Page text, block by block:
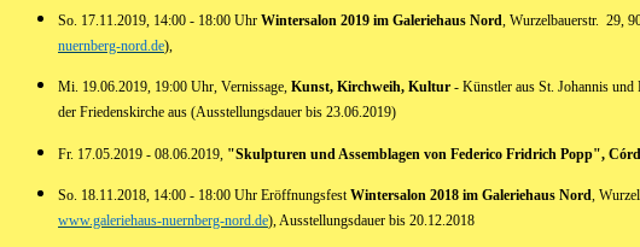
So. 17.11.2019, 14:00 - 18:00 Uhr Wintersalon 2019 im Galeriehaus Nord, Wurzelbauerstr. 29,
nuernberg-nord.de),
Mi. 19.06.2019, 19:00 Uhr, Vernissage, Kunst, Kirchweih, Kultur - Künstler aus St. Johannis und
der Friedenskirche aus (Ausstellungsdauer bis 23.06.2019)
Fr. 17.05.2019 - 08.06.2019 "Skulpturen und Assemblagen von Federico Fridrich Popp",
So. 18.11.2018, 14:00 - 18:00 Uhr EröffnungsfestWintersalon 2018 im Galeriehaus Nord,
www.galeriehaus-nuernberg-nord.de), Ausstellungsdauer bis 20.12.2018